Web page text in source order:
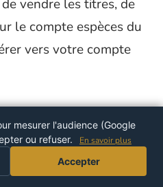
vendre les titres, de
le compte espèces du
vers votre compte
Vous pouvez retirer une
vos titres restants
mesurer l'audience (Google
ou refuser.
En savoir plus
Accepter